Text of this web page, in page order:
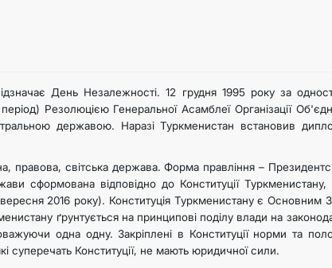
ТУРКМЕНИСТАН
МЗС
КОНТАКТНІ ДАНІ
День Незалежності. 12 грудня 1995 року за
Резолюцією Генеральної Асамблеї Організації
державою. Наразі Туркменистан встановив
правова, світська держава. Форма правління –
сформована відповідно до Конституції Туркменистану,
вересня 2016 року). Конституція Туркменистану є Основним
ґрунтується на принципові поділу влади на
одна одну. Закріплені в Конституції норми та
суперечать Конституції, не мають юридичної сили.